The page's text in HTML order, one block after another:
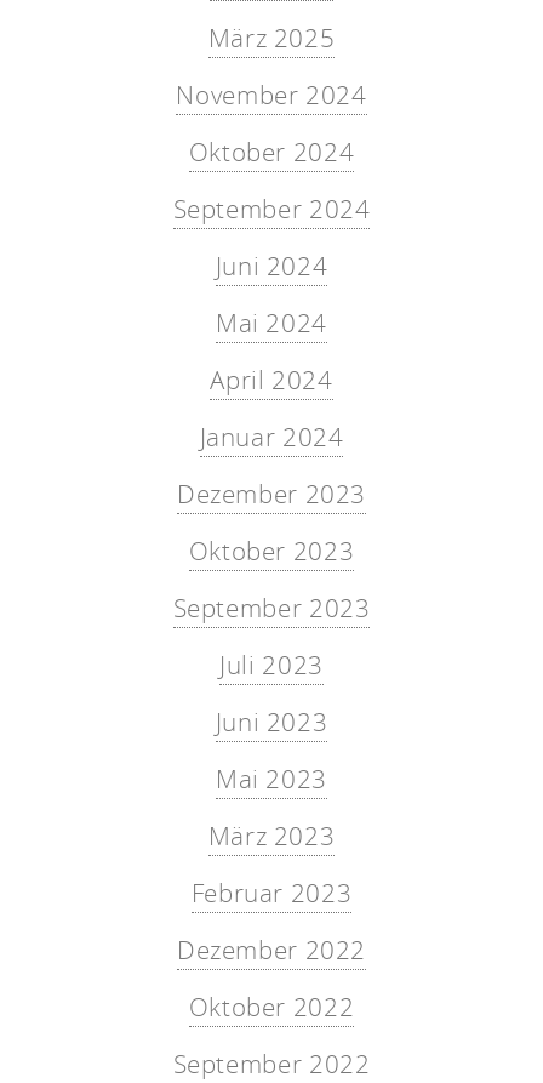
März 2025
November 2024
Oktober 2024
September 2024
Juni 2024
Mai 2024
April 2024
Januar 2024
Dezember 2023
Oktober 2023
September 2023
Juli 2023
Juni 2023
Mai 2023
März 2023
Februar 2023
Dezember 2022
Oktober 2022
September 2022